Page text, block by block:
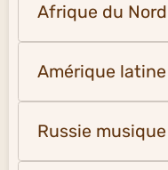
Afrique du
Amérique
Russie musique